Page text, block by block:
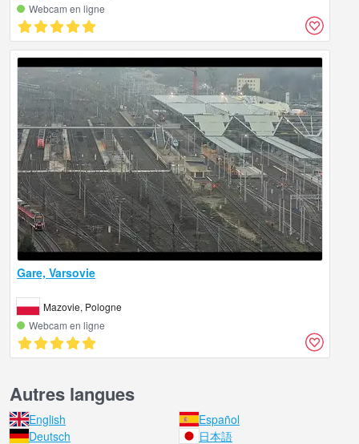
Webcam en ligne
Gare, Varsovie
Mazovie, Pologne
Webcam en ligne
Autres langues
English
Español
Deutsch
日本語